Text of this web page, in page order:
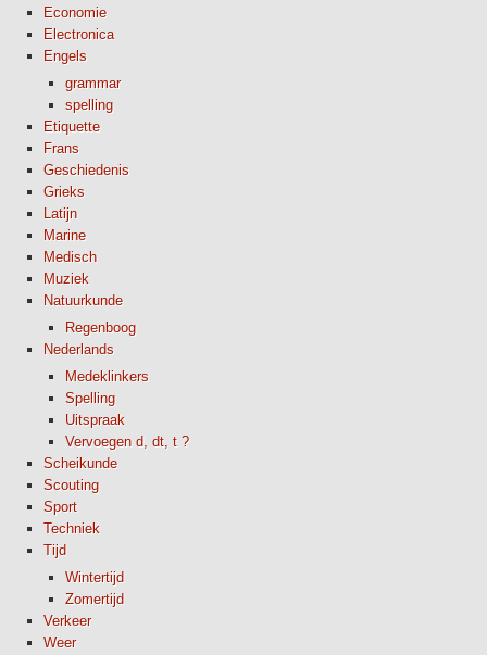
Economie
Electronica
Engels
grammar
spelling
Etiquette
Frans
Geschiedenis
Grieks
Latijn
Marine
Medisch
Muziek
Natuurkunde
Regenboog
Nederlands
Medeklinkers
Spelling
Uitspraak
Vervoegen d, dt, t ?
Scheikunde
Scouting
Sport
Techniek
Tijd
Wintertijd
Zomertijd
Verkeer
Weer